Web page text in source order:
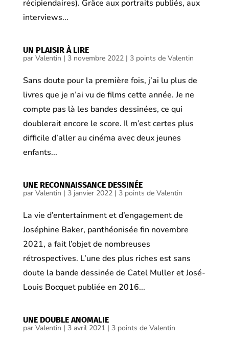
récipiendaires). Grâce aux portraits publiés, aux
interviews...
UN PLAISIR À LIRE
par Valentin | 3 novembre 2022| 3 points de Valentin
Sans doute pour la première fois, j’ai lu plus de
livres que je n’ai vu de films cette année. Je ne
compte pas là les bandes dessinées, ce qui
doublerait encore le score. Il m’est certes plus
difficile d’aller au cinéma avec deux jeunes
enfants...
UNE RECONNAISSANCE DESSINÉE
par Valentin | 3 janvier 2022| 3 points de Valentin
La vie d’entertainment et d’engagement de
Joséphine Baker, panthéonisée fin novembre
2021, a fait l’objet de nombreuses
rétrospectives. L’une des plus riches est sans
doute la bande dessinée de Catel Muller et José-
Louis Bocquet publiée en 2016...
UNE DOUBLE ANOMALIE
par Valentin | 3 avril 2021| 3 points de Valentin